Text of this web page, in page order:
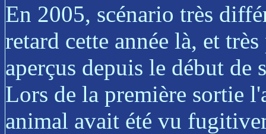
En 2005, scénario très
retard cette année là, et
aperçus depuis le début de
Lors de la première sortie
animal avait été vu